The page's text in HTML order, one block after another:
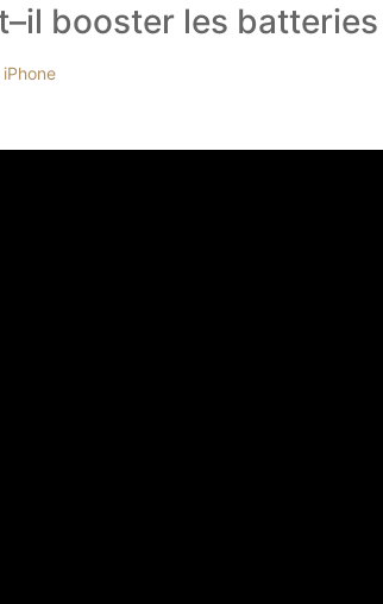
booster les batteries
iPhone